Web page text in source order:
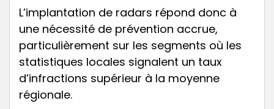
L’implantation de radars répond donc à
une nécessité de prévention accrue,
particulièrement sur les segments où les
statistiques locales signalent un taux
d’infractions supérieur à la moyenne
régionale.